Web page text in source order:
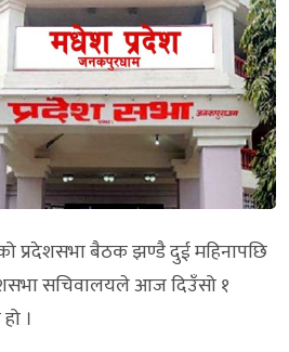
प्रदेशसभा बैठक झण्डै दुई महिनापछि
सचिवालयले आज दिउँसो १
।